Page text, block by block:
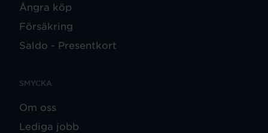
Ångra köp
Försäkring
Saldo - Presentkort
SMYCKA
Om oss
Lediga jobb